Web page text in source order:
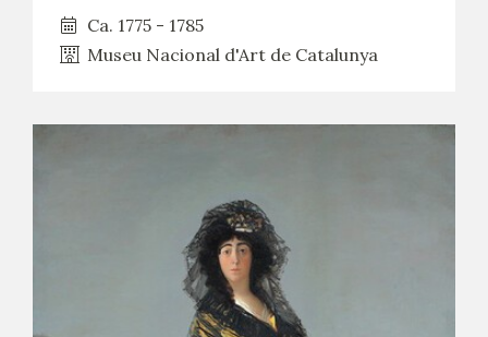
Ca. 1775 - 1785
Museu Nacional d'Art de Catalunya